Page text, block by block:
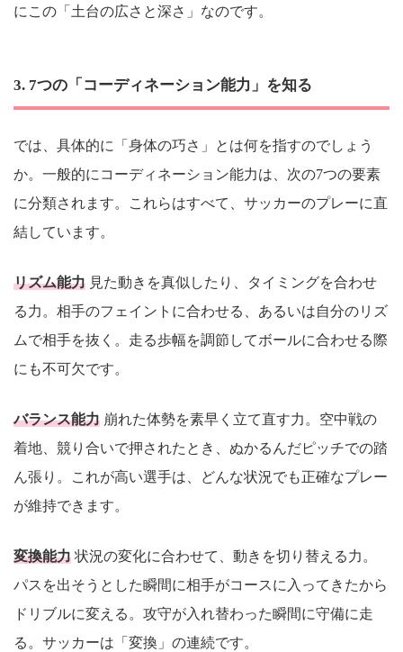
にこの「土台の広さと深さ」なのです。
3. 7つの「コーディネーション能力」を知る
では、具体的に「身体の巧さ」とは何を指すのでしょう
か。一般的にコーディネーション能力は、次の7つの要素
に分類されます。これらはすべて、サッカーのプレーに直
結しています。
リズム能力 見た動きを真似したり、タイミングを合わせ
る力。相手のフェイントに合わせる、あるいは自分のリズ
ムで相手を抜く。走る歩幅を調節してボールに合わせる際
にも不可欠です。
バランス能力 崩れた体勢を素早く立て直す力。空中戦の
着地、競り合いで押されたとき、ぬかるんだピッチでの踏
ん張り。これが高い選手は、どんな状況でも正確なプレー
が維持できます。
変換能力 状況の変化に合わせて、動きを切り替える力。
パスを出そうとした瞬間に相手がコースに入ってきたから
ドリブルに変える。攻守が入れ替わった瞬間に守備に走
る。サッカーは「変換」の連続です。